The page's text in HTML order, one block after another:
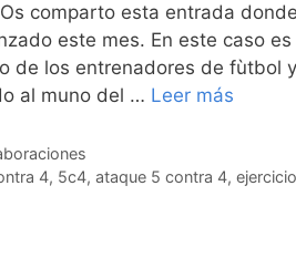
comparto esta entrada
este mes. En este caso
de los entrenadores de fùtbol
al muno del … Leer más
4, 5c4, ataque 5 contra 4,